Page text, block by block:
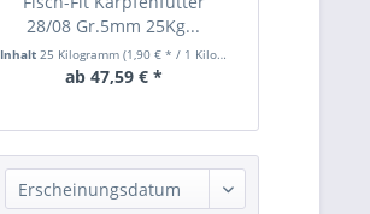
28/08 Gr.5mm 25Kg...
Inhalt 25 Kilogramm (1,90 € * / 1 Kilogramm)
ab 47,59 € *